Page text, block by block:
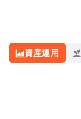
資産運用